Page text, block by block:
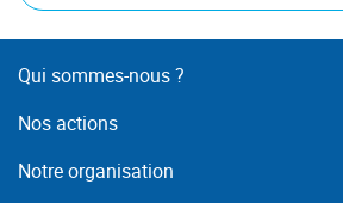
Qui sommes-nous ?
Nos actions
Notre organisation